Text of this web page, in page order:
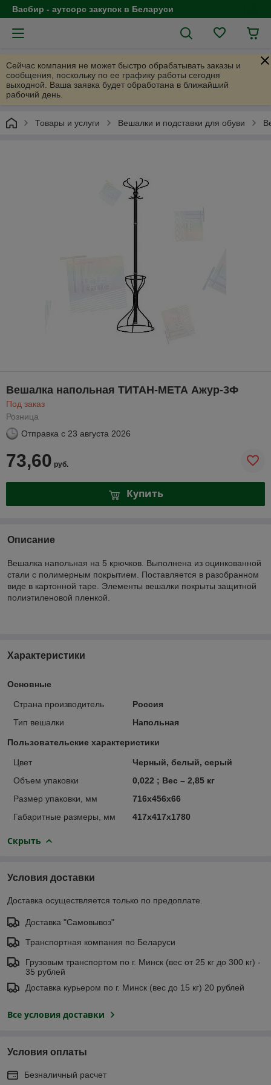
Васбир - аутсорс закупок в Беларуси
Сейчас компания не может быстро обрабатывать заказы и
сообщения, поскольку по ее графику работы сегодня
выходной. Ваша заявка будет обработана в ближайший
рабочий день.
Товары и услуги Вешалки и подставки для обуви
Вешалка напольная ТИТАН-МЕТА Ажур-3Ф
Под заказ
Розница
Отправка с 23 августа 2026
73,60 руб.
Купить
Описание
Вешалка напольная на 5 крючков. Выполнена из оцинкованной
стали с полимерным покрытием. Поставляется в разобранном
виде в картонной таре. Элементы вешалки покрыты защитной
полиэтиленовой пленкой.
Характеристики
Основные
Страна производитель
Россия
Тип вешалки
Напольная
Пользовательские характеристики
Цвет
Черный, белый, серый
Объем упаковки
0,022 ; Вес – 2,85 кг
Размер упаковки, мм
716х456х66
Габаритные размеры, мм
417х417х1780
Скрыть
Условия доставки
Доставка осуществляется только по предоплате.
Доставка "Самовывоз"
Транспортная компания по Беларуси
Грузовым транспортом по г. Минск (вес от 25 кг до 300 кг) -
35 рублей
Доставка курьером по г. Минск (вес до 15 кг) 20 рублей
Все условия доставки
Условия оплаты
Безналичный расчет